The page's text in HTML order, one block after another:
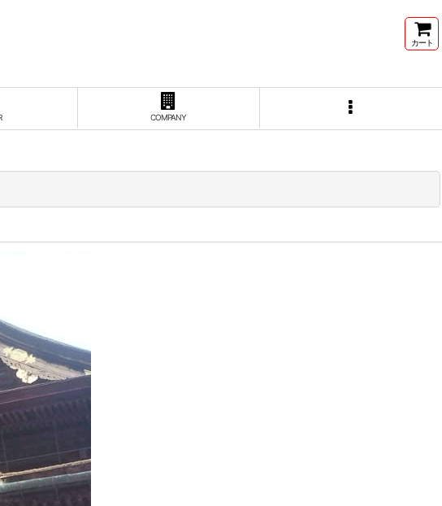
カート
COMPANY